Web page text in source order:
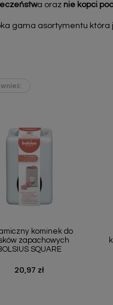
a oraz nie kopci
gama asortymentu która
kominek do
zapachowych
SQUARE
Cena
20,97 zł